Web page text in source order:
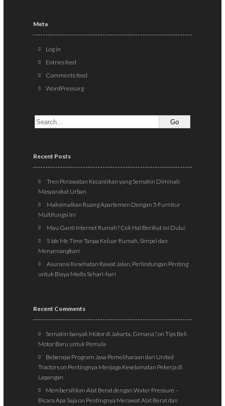
Meta
Log in
Entries feed
Comments feed
WordPress.org
Recent Posts
Tren Perawatan Kecantikan yang Semakin Diminati
Masyarakat Urban
Maksimalkan Ruang Apartemen Dengan 5 Furnitur
Multifungsi Ini
Mau Ganti Internet Rumah? Cek Hal Berikut ini Dulu!
5 Ide Me Time Tanpa Keluar Rumah, Simpel dan
Menyenangkan!
Asuransi Kesehatan Rawat Jalan, Perlindungan Penting
untuk Biaya Medis Sehari-hari
Recent Comments
Semakin banyak Motor di Jakarta, Gimana?onTips Beli
Motor Baru untuk Pemula
Beberapa Program Jasa Pemeliharaan dari United
Tractorson Pentingnya Menjaga Keselamatan Pekerja di
Lapangan
Membersihkan Alat Berat dengan Water Pressure –
Bicara Apa Saja on Pentingnya Merawat Alat Berat dan